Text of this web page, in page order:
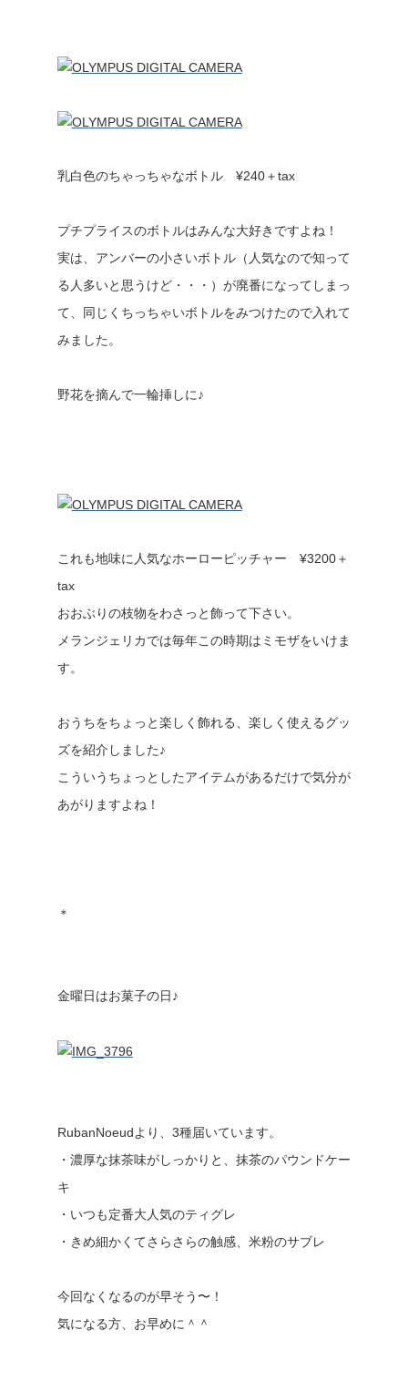
乳白色のちゃっちゃなボトル ¥240＋tax
プチプライスのボトルはみんな大好きですよね！
実は、アンバーの小さいボトル（人気なので知って
る人多いと思うけど・・・）が廃番になってしまっ
て、同じくちっちゃいボトルをみつけたので入れて
みました。
野花を摘んで一輪挿しに♪
これも地味に人気なホーローピッチャー ¥3200＋
tax
おおぶりの枝物をわさっと飾って下さい。
メランジェリカでは毎年この時期はミモザをいけま
す。
おうちをちょっと楽しく飾れる、楽しく使えるグッ
ズを紹介しました♪
こういうちょっとしたアイテムがあるだけで気分が
あがりますよね！
＊
金曜日はお菓子の日♪
RubanNoeudより、3種届いています。
・濃厚な抹茶味がしっかりと、抹茶のパウンドケー
キ
・いつも定番大人気のティグレ
・きめ細かくてさらさらの触感、米粉のサブレ
今回なくなるのが早そう〜！
気になる方、お早めに＾＾